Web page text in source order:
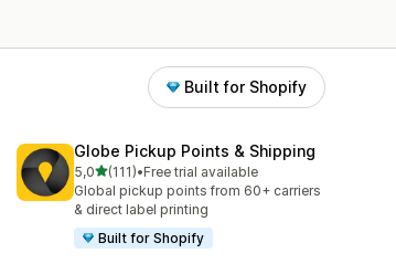
Built for Shopify
Globe Pickup Points & Shipping
5,0stelle su 5
(111)
111 recensioni totali
•Free trial available
Global pickup points from 60+ carriers
& direct label printing
Built for Shopify